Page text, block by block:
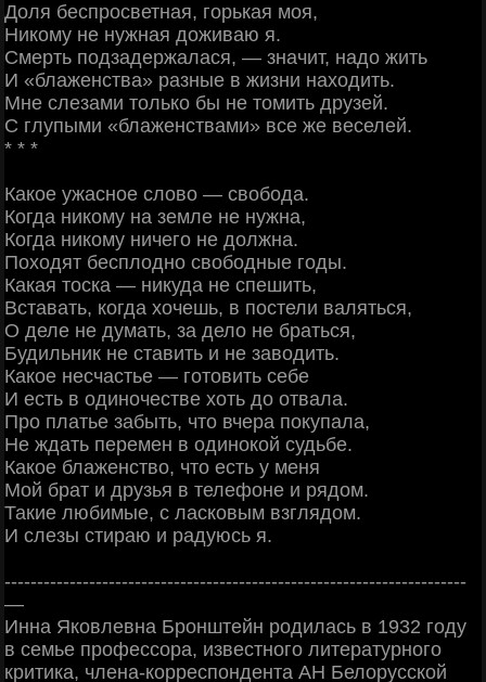
Доля беспросветная, горькая моя,
Никому не нужная доживаю я.
Смерть подзадержалася, — значит, надо жить
И «блаженства» разные в жизни находить.
Мне слезами только бы не томить друзей.
С глупыми «блаженствами» все же веселей.
* * *
Какое ужасное слово — свобода.
Когда никому на земле не нужна,
Когда никому ничего не должна.
Походят бесплодно свободные годы.
Какая тоска — никуда не спешить,
Вставать, когда хочешь, в постели валяться,
О деле не думать, за дело не браться,
Будильник не ставить и не заводить.
Какое несчастье — готовить себе
И есть в одиночестве хоть до отвала.
Про платье забыть, что вчера покупала,
Не ждать перемен в одинокой судьбе.
Какое блаженство, что есть у меня
Мой брат и друзья в телефоне и рядом.
Такие любимые, с ласковым взглядом.
И слезы стираю и радуюсь я.
-----------------------------------------------------------------------
—
Инна Яковлевна Бронштейн родилась в 1932 году
в семье профессора, известного литературного
критика, члена-корреспондента АН Белорусской